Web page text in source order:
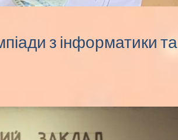
з інформатики та